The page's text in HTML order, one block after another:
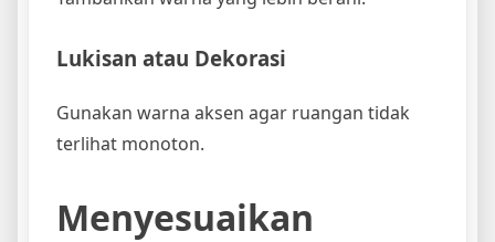
Lukisan atau Dekorasi
Gunakan warna aksen agar ruangan tidak
terlihat monoton.
Menyesuaikan